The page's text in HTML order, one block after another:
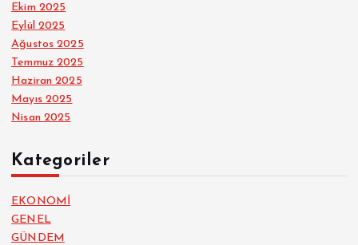
Ekim 2025
Eylül 2025
Ağustos 2025
Temmuz 2025
Haziran 2025
Mayıs 2025
Nisan 2025
Kategoriler
EKONOMİ
GENEL
GÜNDEM